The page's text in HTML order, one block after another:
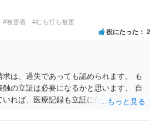
#被害者 #むち打ち被害
役にたった 2
は、過失であっても認められます。 も
の立証は必要になるかと思います。 自
れば、医療記録も立証に使えるかと思